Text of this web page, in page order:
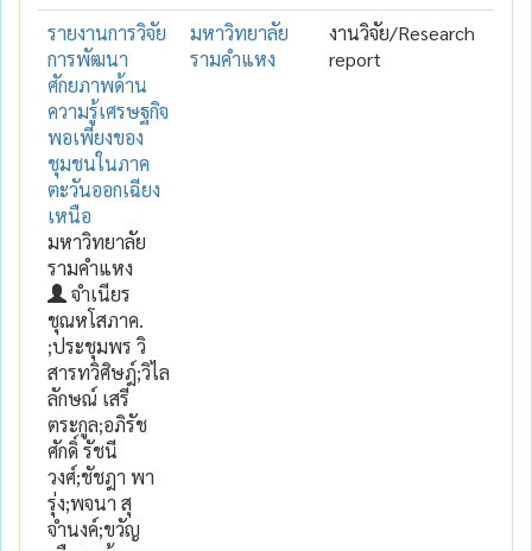
รายงานการวิจัย
การพัฒนา
ศักยภาพด้าน
ความรู้เศรษฐกิจ
พอเพียงของ
ชุมชนในภาค
ตะวันออกเฉียง
เหนือ
มหาวิทยาลัย
รามคำแหง
จำเนียร
ชุณหโสภาค.
;ประชุมพร วิ
สารทวิศิษฎ์;วิไล
ลักษณ์ เสรี
ตระกูล;อภิรัช
ศักดิ์ รัชนี
วงศ์;ชัชฎา พา
รุ่ง;พจนา สุ
จำนงค์;ขวัญ
มหาวิทยาลัย
รามคำแหง
งานวิจัย/Research
report